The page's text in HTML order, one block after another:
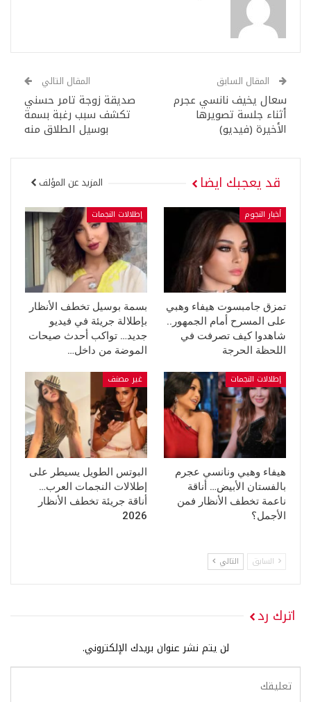
المقال السابق
سعال يخيف نانسي عجرم
أثناء جلسة تصويرها
الأخيرة (فيديو)
المقال التالي
صديقة زوجة تامر حسني
تكشف سبب رغبة بسمة
بوسيل الطلاق منه
قد يعجبك ايضا المزيد عن المؤلف
أخبار النجوم
تمزق جامبسوت هيفاء وهبي
على المسرح أمام الجمهور..
شاهدوا كيف تصرفت في
اللحظة الحرجة
إطلالات النجمات
بسمة بوسيل تخطف الأنظار
بإطلالة جريئة في فيديو
جديد… تواكب أحدث صيحات
الموضة من داخل…
إطلالات النجمات
هيفاء وهبي ونانسي عجرم
بالفستان الأبيض… أناقة
ناعمة تخطف الأنظار فمن
الأجمل؟
غير مصنف
البوتس الطويل يسيطر على
إطلالات النجمات العرب…
أناقة جريئة تخطف الأنظار
2026
السابق التالي
اترك رد
لن يتم نشر عنوان بريدك الإلكتروني.